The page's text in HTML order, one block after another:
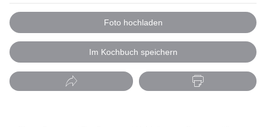
Foto hochladen
Im Kochbuch speichern